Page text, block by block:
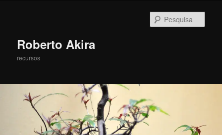
Roberto Akira
recursos